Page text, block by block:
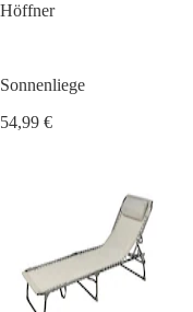
Höffner
Sonnenliege
54,99 €